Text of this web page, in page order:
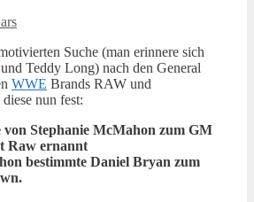
Suche (man erinnere sich
Teddy Long) nach den General
WWE Brands RAW und
nun fest:
Stephanie McMahon zum GM
Raw ernannt
bestimmte Daniel Bryan zum